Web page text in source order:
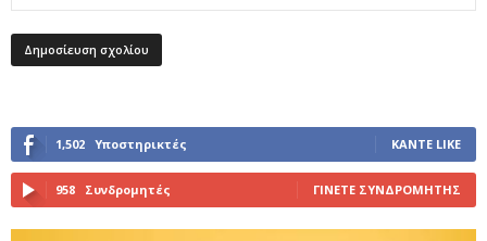
1,502 Υποστηρικτές ΚΆΝΤΕ LIKE
958 Συνδρομητές ΓΊΝΕΤΕ ΣΥΝΔΡΟΜΗΤΉΣ